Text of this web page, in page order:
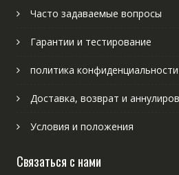
Часто задаваемые вопросы
Гарантии и тестирование
политика конфиденциальности
Доставка, возврат и
Условия и положения
Связаться с нами